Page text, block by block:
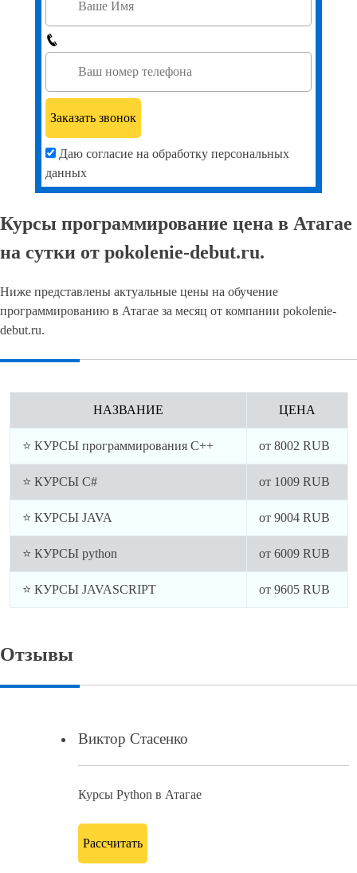
Даю согласие на обработку персональных
данных
Курсы программирование цена в Атагае
на сутки от pokolenie-debut.ru.
Ниже представлены актуальные цены на обучение
программированию в Атагае за месяц от компании pokolenie-
debut.ru.
НАЗВАНИЕ ЦЕНА
⭐ КУРСЫ программирования C++ от 8002 RUB
⭐ КУРСЫ C# от 1009 RUB
⭐ КУРСЫ JAVA от 9004 RUB
⭐ КУРСЫ python от 6009 RUB
⭐ КУРСЫ JAVASCRIPT от 9605 RUB
Отзывы
Виктор Стасенко
Курсы Python в Атагае
Рассчитать